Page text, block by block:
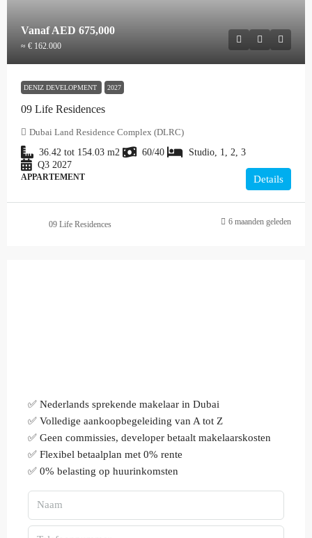
VanafAED 675,000
≈ € 162.000
DENIZ DEVELOPMENT 2027
09 Life Residences
Dubai Land Residence Complex (DLRC)
36.42 tot 154.03 m2 60/40
Studio, 1, 2, 3
Q3 2027
APPARTEMENT Details
09 Life Residences 6 maanden geleden
✅ Nederlands sprekende makelaar in Dubai
✅ Volledige aankoopbegeleiding van A tot Z
✅ Geen commissies, developer betaalt makelaarskosten
✅ Flexibel betaalplan met 0% rente
✅ 0% belasting op huurinkomsten